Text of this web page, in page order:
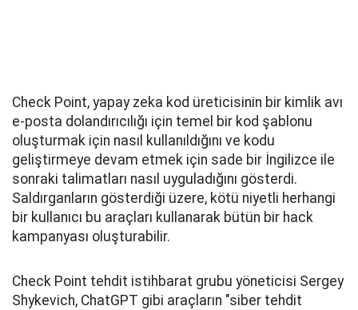
Check Point, yapay zeka kod üreticisinin bir kimlik avı
e-posta dolandırıcılığı için temel bir kod şablonu
oluşturmak için nasıl kullanıldığını ve kodu
geliştirmeye devam etmek için sade bir İngilizce ile
sonraki talimatları nasıl uyguladığını gösterdi.
Saldırganların gösterdiği üzere, kötü niyetli herhangi
bir kullanıcı bu araçları kullanarak bütün bir hack
kampanyası oluşturabilir.
Check Point tehdit istihbarat grubu yöneticisi Sergey
Shykevich, ChatGPT gibi araçların "siber tehdit